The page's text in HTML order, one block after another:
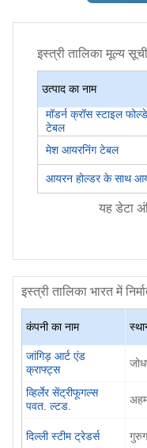
इस्त्री तालिका मूल्य सूची
उत्पाद का नाम
मॉडर्न क्रॉस स्टाइल
टेबल
मेश आयरनिंग टेबल
आयरन होल्डर के साथ
यह डेटा
इस्त्री तालिका भारत में
कंपनी का नाम
जांगिड़ आर्ट एंड
क्राफ्ट्स
व्हिर्लेर सेंट्रीफूगल्स
पवत. ल्टड.
दिल्ली स्टीम ट्रेडर्स